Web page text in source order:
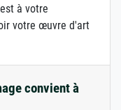
à votre
votre œuvre d'art
convient à